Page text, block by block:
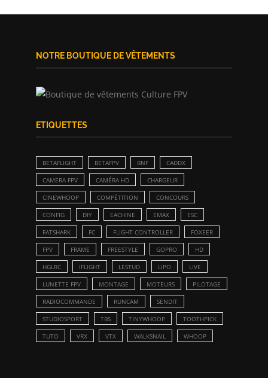
NOTRE BOUTIQUE DE VÊTEMENTS
ETIQUETTES
BETAFLIGHT BETAFPV BNF CADDX
CAMERA FPV CAMÉRA HD CHARGEUR
CINEWHOOP COMPÉTITION CONCOURS
CONFIG DIY EACHINE EMAX ESC
FATSHARK FC FLIGHT CONTROLLER FOXEER
FPV FRAME FREESTYLE GOPRO HD
HGLRC IFLIGHT LESTUD LIPO LIVE
LUNETTE FPV MONTAGE MOTEURS PILOTAGE
RADIOCOMMANDE RUNCAM SENDIT
STUDIOSPORT TBS TINYWHOOP TOOTHPICK
TUTO VRX VTX WALKSNAIL WHOOP